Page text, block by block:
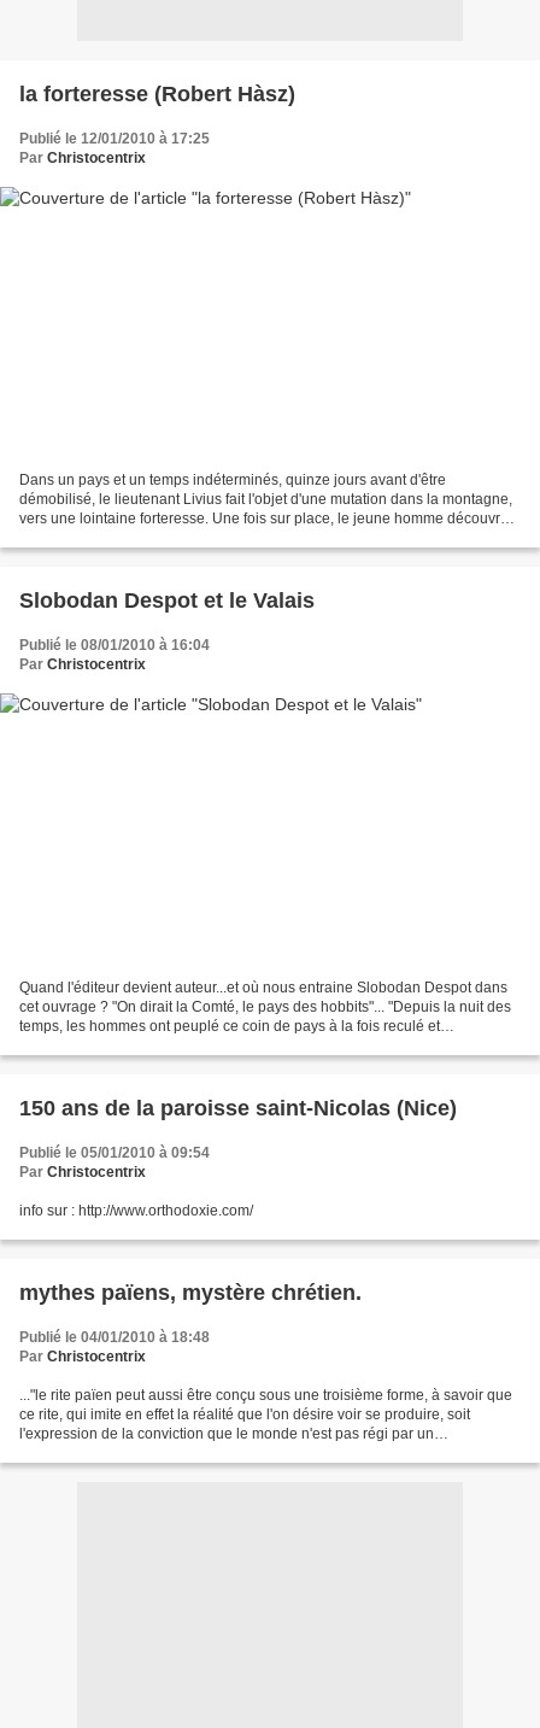
la forteresse (Robert Hàsz)
Publié le 12/01/2010 à 17:25
Par Christocentrix
Dans un pays et un temps indéterminés, quinze jours avant d'être
démobilisé, le lieutenant Livius fait l'objet d'une mutation dans la montagne,
vers une lointaine forteresse. Une fois sur place, le jeune homme découvre
Slobodan Despot et le Valais
Publié le 08/01/2010 à 16:04
Par Christocentrix
Quand l'éditeur devient auteur...et où nous entraine Slobodan Despot dans
cet ouvrage ? "On dirait la Comté, le pays des hobbits"... "Depuis la nuit des
temps, les hommes ont peuplé ce coin de pays à la fois reculé et
150 ans de la paroisse saint-Nicolas (Nice)
Publié le 05/01/2010 à 09:54
Par Christocentrix
info sur : http://www.orthodoxie.com/
mythes païens, mystère chrétien.
Publié le 04/01/2010 à 18:48
Par Christocentrix
..."le rite païen peut aussi être conçu sous une troisième forme, à savoir que
ce rite, qui imite en effet la réalité que l'on désire voir se produire, soit
l'expression de la conviction que le monde n'est pas régi par un